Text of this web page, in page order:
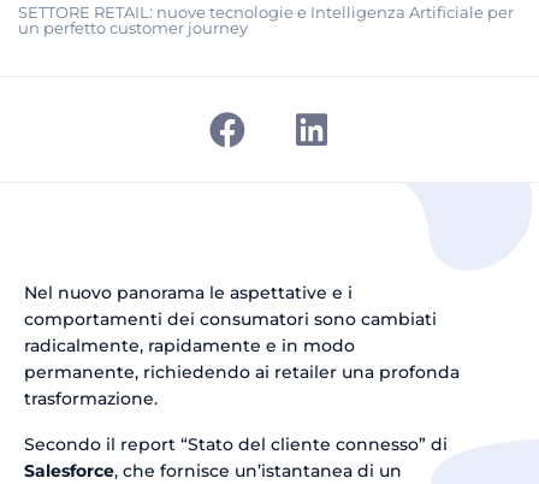
SETTORE RETAIL: nuove tecnologie e Intelligenza Artificiale per
un perfetto customer journey
Nel nuovo panorama le aspettative e i
comportamenti dei consumatori sono cambiati
radicalmente, rapidamente e in modo
permanente, richiedendo ai retailer una profonda
trasformazione.
Secondo il report “Stato del cliente connesso” di
Salesforce, che fornisce un’istantanea di un